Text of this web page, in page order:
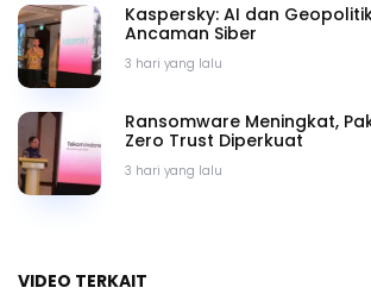
3 hari yang lalu
Kaspersky: AI dan
Ancaman Siber
3 hari yang lalu
Ransomware Meningkat,
Zero Trust Diperkuat
VIDEO TERKAIT